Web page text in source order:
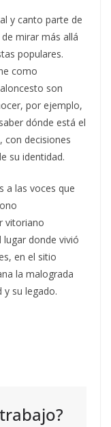
y canto parte de
mirar más allá
populares.
como
son
por ejemplo,
dónde está el
con decisiones
su identidad.
a las voces que
vitoriano
lugar donde vivió
en el sitio
la malograda
y su legado.